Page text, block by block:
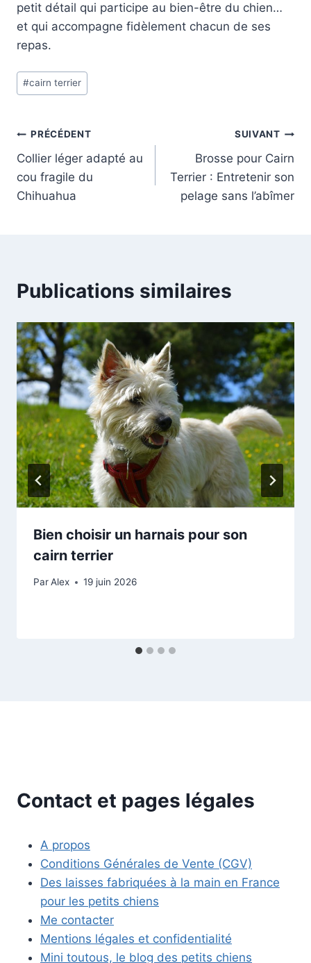
petit détail qui participe au bien-être du chien…
et qui accompagne fidèlement chacun de ses
repas.
Étiquettes
de
publication :
#cairn terrier
Navigation
de
l’article
PRÉCÉDENT
Collier léger adapté au
cou fragile du
Chihuahua
SUIVANT
Brosse pour Cairn
Terrier : Entretenir son
pelage sans l’abîmer
Publications similaires
Bien choisir un harnais pour son
cairn terrier
ParAlex 19 juin 2026
Contact et pages légales
A propos
Conditions Générales de Vente (CGV)
Des laisses fabriquées à la main en France
pour les petits chiens
Me contacter
Mentions légales et confidentialité
Mini toutous, le blog des petits chiens